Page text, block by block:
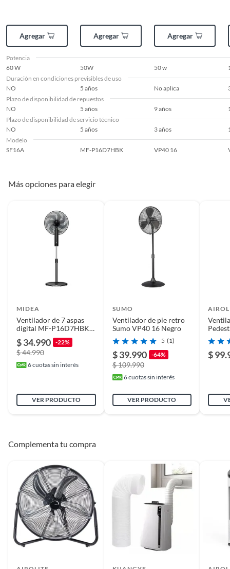
Consumo energético
60 W
Ancho 16,5
Profundidad 16.5
Duración en
condiciones
NO
Plazo de
repuestos
Agregar Agregar Agregar
Potencia
60 W
50W 50 w
Duración en condiciones previsibles de uso
NO
5 años No aplica
Plazo de disponibilidad de repuestos
NO
5 años 9 años
Plazo de disponibilidad de servicio técnico
NO
5 años 3 años
Modelo
SF16A
MF-P16D7HBK VP40 16
Más opciones para elegir
MIDEA
Ventilador de 7 aspas
digital MF-P16D7HBK
$ 34.990 -22%
$ 44.990
6cuotas sin interés
VER PRODUCTO
SUMO
Ventilador de pie retro
Sumo VP40 16 Negro
5 (1)
$ 39.990 -64%
$ 109.990
6cuotas sin interés
VER PRODUCTO
$
Complementa tu compra